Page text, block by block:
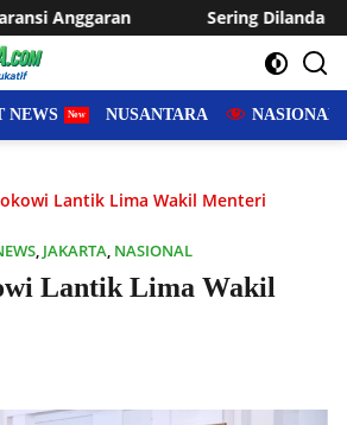
Sering Dilanda Genangan, Desa
NEWS NUSANTARA NASIONAL
Lantik Lima Wakil Menteri
, JAKARTA, NASIONAL
Lantik Lima Wakil